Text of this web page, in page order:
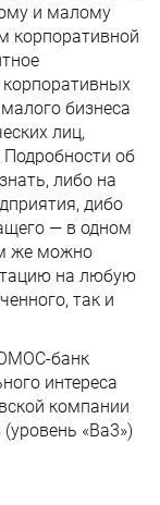
и малому
корпоративной
бизнеса
лиц,
об
либо на
дибо
— в одном
же можно
на любую
так и
банк
интереса
компании
«Ba3»)